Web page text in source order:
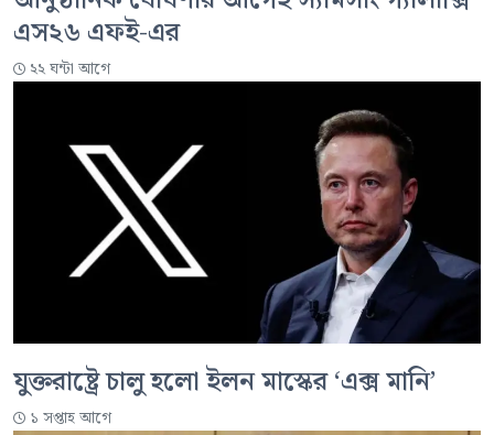
এস২৬ এফই-এর
২২ ঘন্টা আগে
যুক্তরাষ্ট্রে চালু হলো ইলন মাস্কের ‘এক্স মানি’
১ সপ্তাহ আগে